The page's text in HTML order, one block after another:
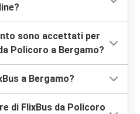
sono accettati per
Policoro a Bergamo?
a Bergamo?
di FlixBus da Policoro